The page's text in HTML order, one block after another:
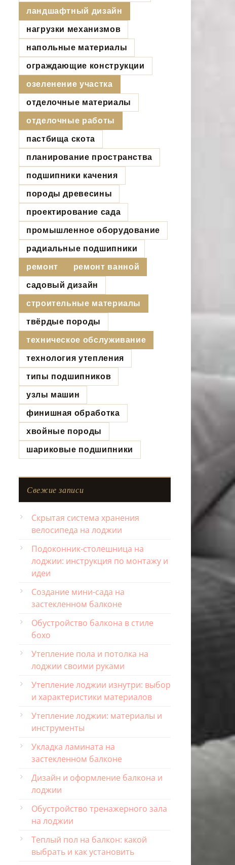
ландшафтный дизайн
нагрузки механизмов
напольные материалы
ограждающие конструкции
озеленение участка
отделочные материалы
отделочные работы
пастбища скота
планирование пространства
подшипники качения
породы древесины
проектирование сада
промышленное оборудование
радиальные подшипники
ремонт ремонт ванной
садовый дизайн
строительные материалы
твёрдые породы
техническое обслуживание
технология утепления
типы подшипников
узлы машин
финишная обработка
хвойные породы
шариковые подшипники
Свежие записи
Скрытая система хранения
велосипеда на лоджии
Подоконник-столешница на
лоджии: инструкция по монтажу и
идеи
Создание мини-сада на
застекленном балконе
Обустройство балкона в стиле
бохо
Утепление пола и потолка на
лоджии своими руками
Утепление лоджии изнутри: выбор
и характеристики материалов
Утепление лоджии: материалы и
инструменты
Укладка ламината на
застекленном балконе
Дизайн и оформление балкона и
лоджии
Обустройство тренажерного зала
на лоджии
Теплый пол на балкон: какой
выбрать и как установить